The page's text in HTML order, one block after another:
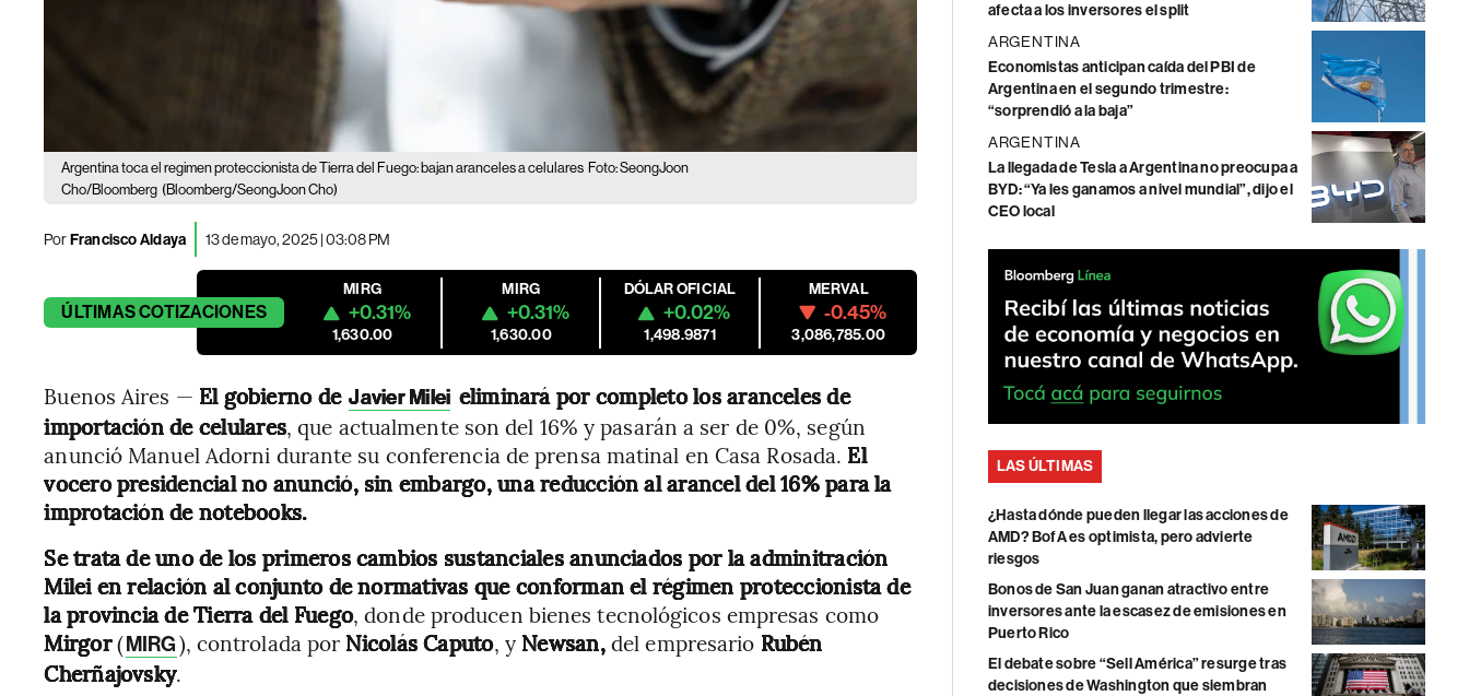
Argentina toca el regimen proteccionista de Tierra del Fuego: bajan aranceles a celulares Foto: SeongJoon
Cho/Bloomberg (Bloomberg/SeongJoon Cho)
PorFrancisco Aldaya 13 de mayo, 2025 | 03:08 PM
ÚLTIMASCOTIZACIONES
MIRG
+0.31%
1,630.00
MIRG
+0.31%
1,630.00
DÓLAR OFICIAL
+0.02%
1,498.9871
MERVAL
-0.45%
3,086,785.00
Buenos Aires — El gobierno de Javier Milei eliminará por completo los aranceles de
importación de celulares, que actualmente son del 16% y pasarán a ser de 0%, según
anunció Manuel Adorni durante su conferencia de prensa matinal en Casa Rosada. El
vocero presidencial no anunció, sin embargo, una reducción al arancel del 16% para la
improtación de notebooks.
Se trata de uno de los primeros cambios sustanciales anunciados por la adminitración
Milei en relación al conjunto de normativas que conforman el régimen proteccionista de
la provincia de Tierra del Fuego, donde producen bienes tecnológicos empresas como
Mirgor(MIRG), controlada por Nicolás Caputo, y Newsan,del empresario Rubén
Cherñajovsky.
afecta a los inversores el split
ARGENTINA
Economistas anticipan caída del PBI de
Argentina en el segundo trimestre:
“sorprendió a la baja”
ARGENTINA
La llegada de Tesla a Argentina no preocupa a
BYD: “Ya les ganamos a nivel mundial”, dijo el
CEO local
LAS ÚLTIMAS
¿Hasta dónde pueden llegar las acciones de
AMD? BofA es optimista, pero advierte
riesgos
Bonos de San Juan ganan atractivo entre
inversores ante la escasez de emisiones en
Puerto Rico
El debate sobre “Sell América” resurge tras
decisiones de Washington que siembran